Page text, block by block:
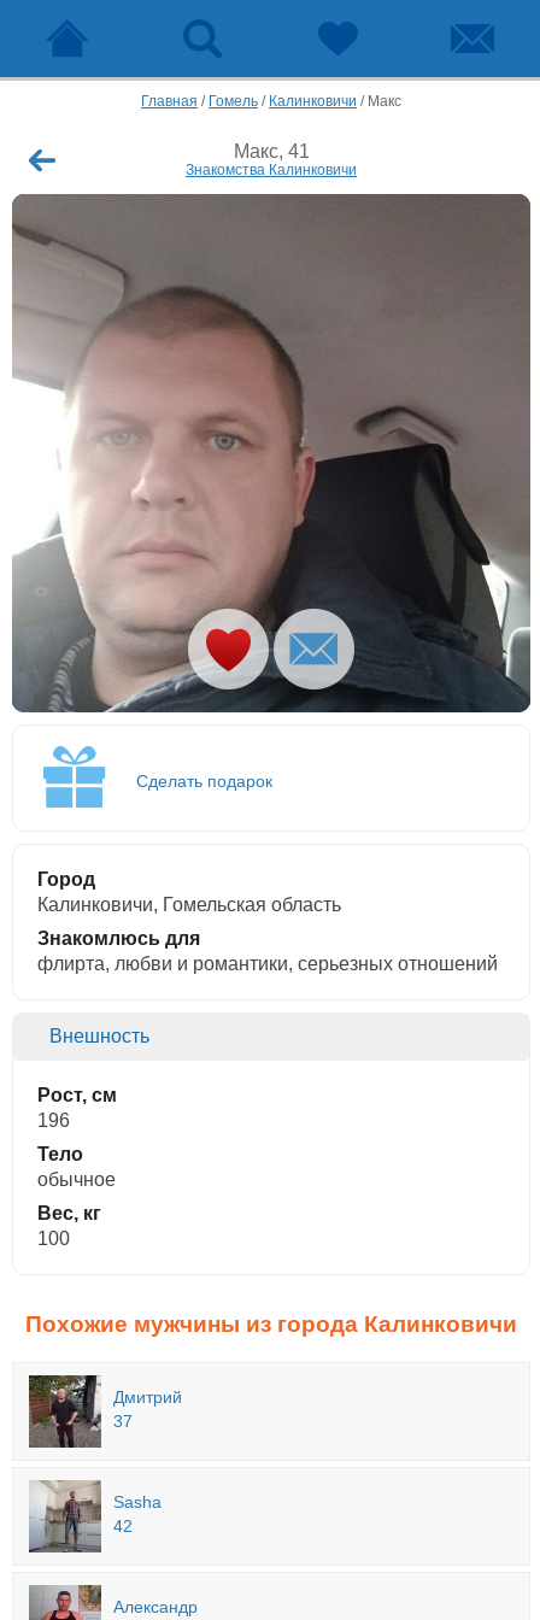
Главная / Гомель / Калинковичи / Макс
Макс, 41
Знакомства Калинковичи
Сделать подарок
Город
Калинковичи, Гомельская область
Знакомлюсь для
флирта, любви и романтики, cерьезных отношений
Внешность
Рост, см
196
Тело
обычное
Вес, кг
100
Похожие мужчины из города Калинковичи
Дмитрий
37
Sasha
42
Александр